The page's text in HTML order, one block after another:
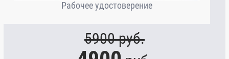
Рабочее удостоверение
5900руб.